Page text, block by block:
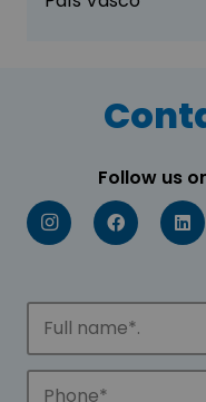
Follow us